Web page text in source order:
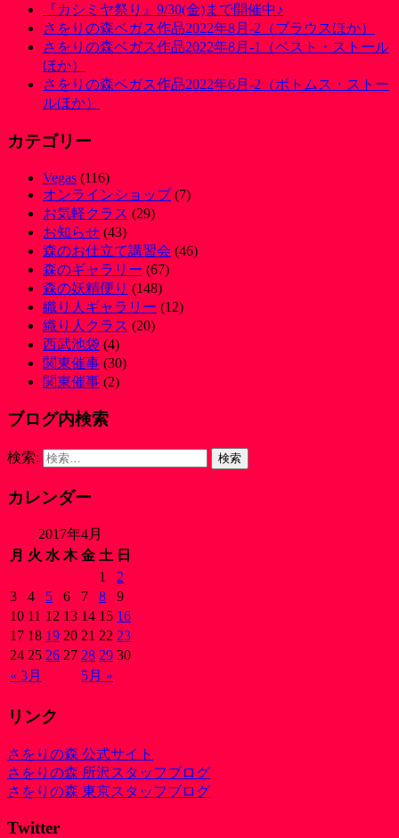
『カシミヤ祭り』9/30(金)まで開催中♪
さをりの森ベガス作品2022年8月-2（ブラウスほか）
さをりの森ベガス作品2022年8月-1（ベスト・ストール
ほか）
さをりの森ベガス作品2022年6月-2（ボトムス・ストー
ルほか）
カテゴリー
Vegas (116)
オンラインショップ(7)
お気軽クラス (29)
お知らせ (43)
森のお仕立て講習会 (46)
森のギャラリー (67)
森の妖精便り (148)
織り人ギャラリー (12)
織り人クラス (20)
西武池袋 (4)
関東催事 (30)
関東催事 (2)
ブログ内検索
検索:
カレンダー
2017年4月
月 火 水 木 金 土 日
« 3月 5月 »
1
2
3
4 5 6 7 8
9
10 11 12 13 14 15 16
17 18 19 20 21 22 23
24 25 26 27 28 29 30
リンク
さをりの森 公式サイト
さをりの森 所沢スタッフブログ
さをりの森 東京スタッフブログ
Twitter